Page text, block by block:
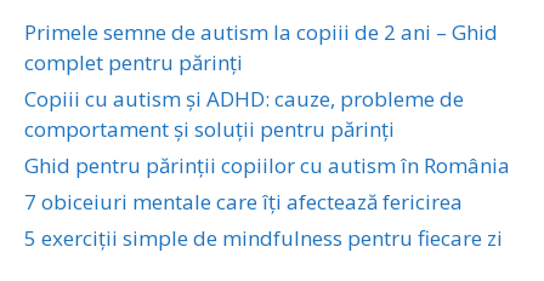
Primele semne de autism la copiii de 2 ani – Ghid
complet pentru părinți
Copiii cu autism și ADHD: cauze, probleme de
comportament și soluții pentru părinți
Ghid pentru părinții copiilor cu autism în România
7 obiceiuri mentale care îți afectează fericirea
5 exerciții simple de mindfulness pentru fiecare zi